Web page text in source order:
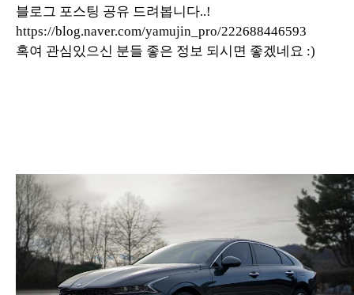
블로그 포스팅 공유 드려봅니다..!
https://blog.naver.com/yamujin_pro/222688446593
혹여 관심있으신 분들 좋은 정보 되시면 좋겠네요 :)